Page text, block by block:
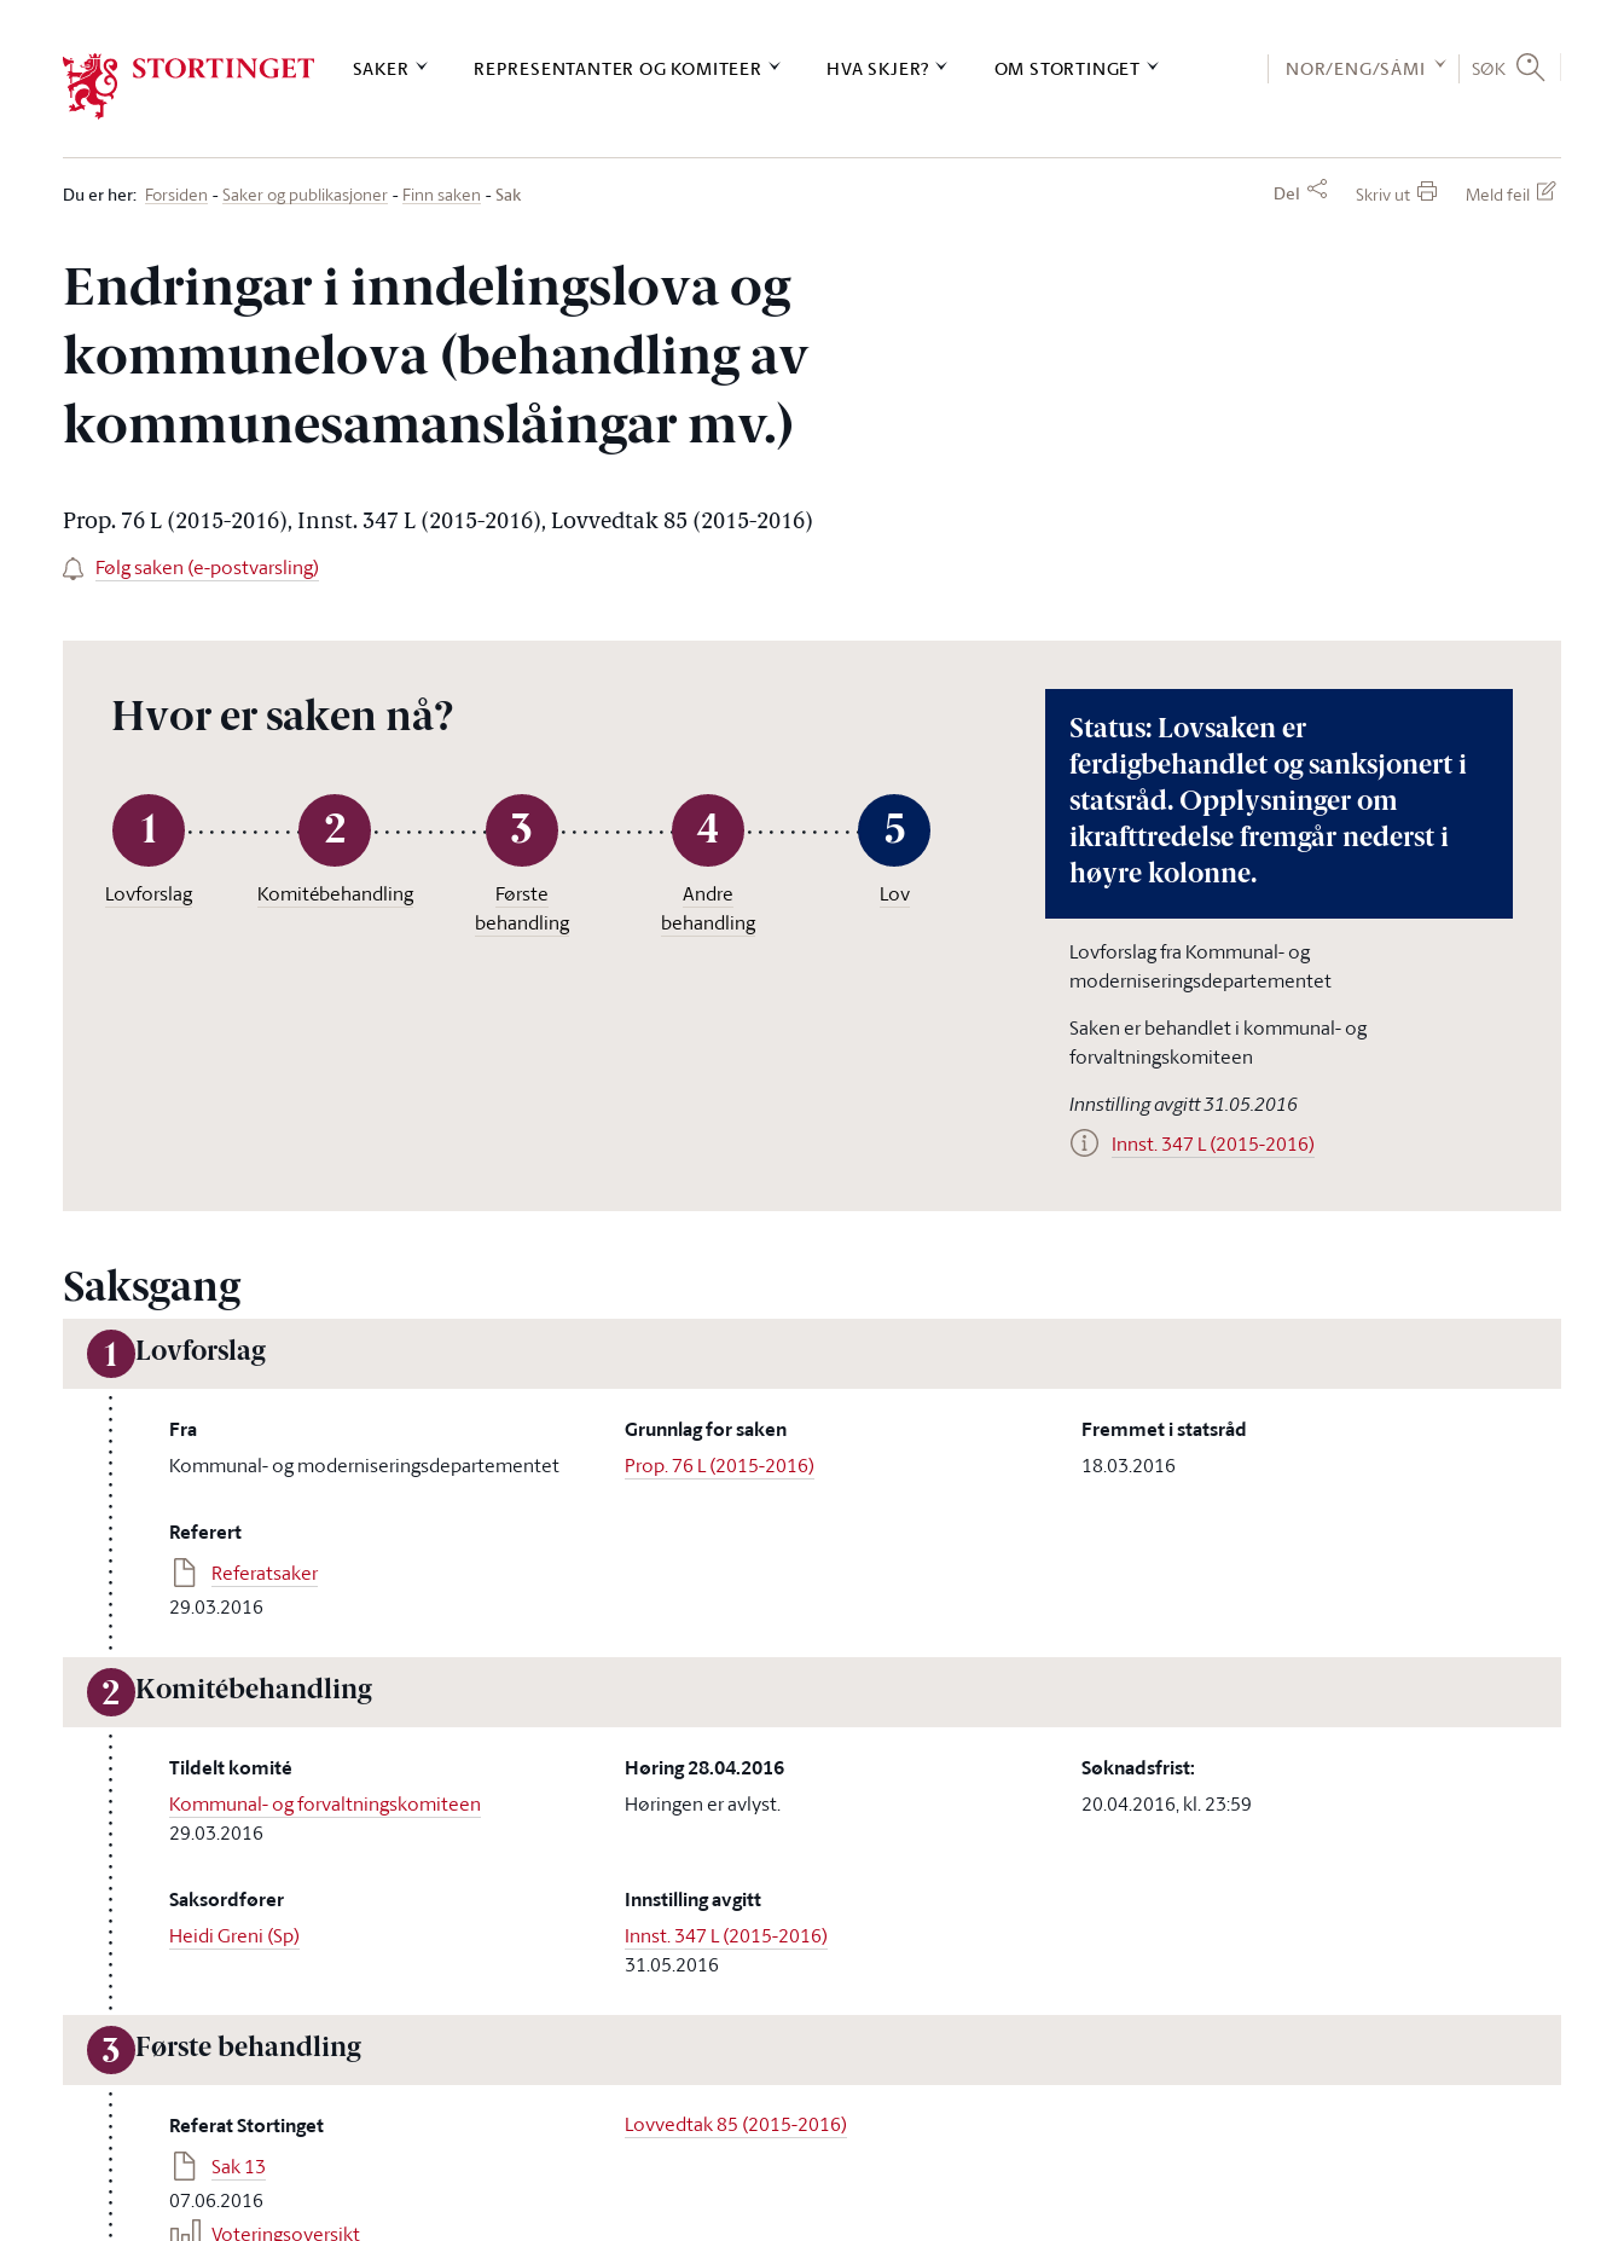
SAKER REPRESENTANTER OG KOMITEER HVA SKJER? OM STORTINGET NOR/ENG/SÁMI SØK
Du er her: Forsiden Saker og publikasjoner Finn saken Sak Del Skriv ut Meld feil
Endringar i inndelingslova og
kommunelova (behandling av
kommunesamanslåingar mv.)
Prop. 76 L (2015-2016), Innst. 347 L (2015-2016), Lovvedtak 85 (2015-2016)
Følg saken (e-postvarsling)
Hvor er saken nå?
1
Lovforslag
2
Komitébehandling
3
Første
behandling
4
Andre
behandling
5
Lov
Status: Lovsaken er
ferdigbehandlet og sanksjonert i
statsråd. Opplysninger om
ikrafttredelse fremgår nederst i
høyre kolonne.
Lovforslag fra Kommunal- og
moderniseringsdepartementet
Saken er behandlet i kommunal- og
forvaltningskomiteen
Innstilling avgitt 31.05.2016
Innst. 347 L (2015-2016)
Saksgang
1 Lovforslag
Fra
Kommunal- og moderniseringsdepartementet
Grunnlag for saken
Prop. 76 L (2015-2016)
Fremmet i statsråd
18.03.2016
Referert
Referatsaker
29.03.2016
2 Komitébehandling
Tildelt komité
Kommunal- og forvaltningskomiteen
29.03.2016
Høring 28.04.2016
Høringen er avlyst.
Søknadsfrist:
20.04.2016, kl. 23:59
Saksordfører
Heidi Greni (Sp)
Innstilling avgitt
Innst. 347 L (2015-2016)
31.05.2016
3 Første behandling
Referat Stortinget
Sak 13
07.06.2016
Voteringsoversikt
Lovvedtak 85 (2015-2016)